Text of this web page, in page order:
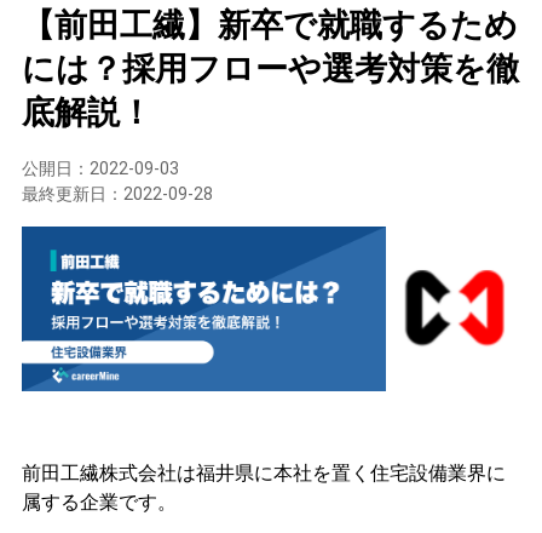
【前田工繊】新卒で就職するため
には？採用フローや選考対策を徹
底解説！
公開日： 2022-09-03
最終更新日： 2022-09-28
前田工繊株式会社は福井県に本社を置く住宅設備業界に
属する企業です。